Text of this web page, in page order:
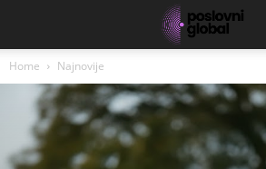
Home Najnovije